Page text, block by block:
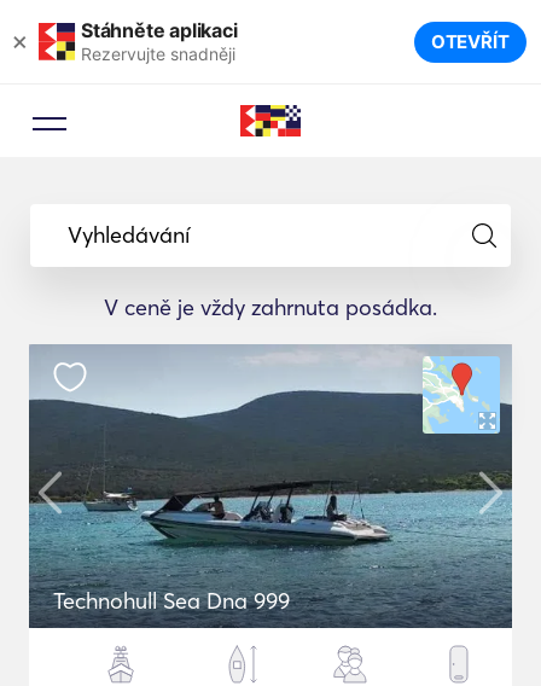
× Stáhněte aplikaci
Rezervujte snadněji OTEVŘÍT
Vyhledávání
V ceně je vždy zahrnuta posádka.
Technohull Sea Dna 999